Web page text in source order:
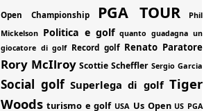
Open Championship PGA TOUR
Phil
Mickelson Politica e golf quanto guadagna un
giocatore di golf Record golf Renato Paratore
Rory McIlroy Scottie Scheffler Sergio Garcia
Social golf Superlega di golf Tiger
Woods turismo e golf USA Us Open US PGA